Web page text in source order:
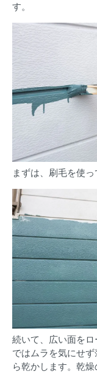
す。
まずは、刷毛を使っ
続いて、広い面を
ではムラを気にせ
ら乾かします。乾